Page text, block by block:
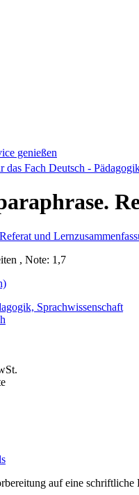
genießen
Fach Deutsch -
, Note: 1,7
Sprachwissenschaft
auf eine